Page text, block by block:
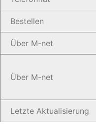
Bestellen
Über M-net
Über M-net
Letzte Aktualisierung